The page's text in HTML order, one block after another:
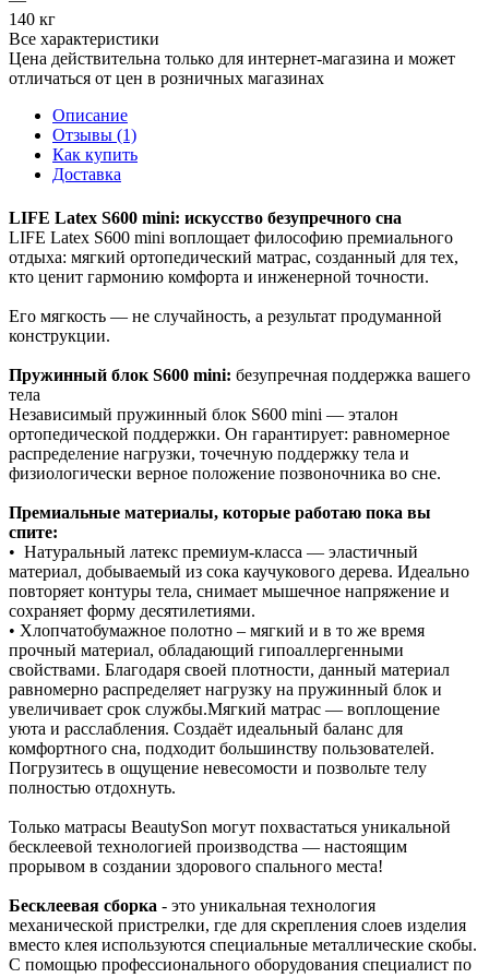
140 кг
Все характеристики
Цена действительна только для интернет-магазина и может
отличаться от цен в розничных магазинах
Описание
Отзывы (1)
Как купить
Доставка
LIFE Latex S600 mini: искусство безупречного сна
LIFE Latex S600 mini воплощает философию премиального
отдыха: мягкий ортопедический матрас, созданный для тех,
кто ценит гармонию комфорта и инженерной точности.
Его мягкость — не случайность, а результат продуманной
конструкции.
Пружинный блок S600 mini: безупречная поддержка вашего
тела
Независимый пружинный блок S600 mini — эталон
ортопедической поддержки. Он гарантирует: равномерное
распределение нагрузки, точечную поддержку тела и
физиологически верное положение позвоночника во сне.
Премиальные материалы, которые работаю пока вы
спите:
• Натуральный латекс премиум‑класса — эластичный
материал, добываемый из сока каучукового дерева. Идеально
повторяет контуры тела, снимает мышечное напряжение и
сохраняет форму десятилетиями.
• Хлопчатобумажное полотно – мягкий и в то же время
прочный материал, обладающий гипоаллергенными
свойствами. Благодаря своей плотности, данный материал
равномерно распределяет нагрузку на пружинный блок и
увеличивает срок службы.Мягкий матрас — воплощение
уюта и расслабления. Создаёт идеальный баланс для
комфортного сна, подходит большинству пользователей.
Погрузитесь в ощущение невесомости и позвольте телу
полностью отдохнуть.
Только матрасы BeautySon могут похвастаться уникальной
бесклеевой технологией производства — настоящим
прорывом в создании здорового спального места!
Бесклеевая сборка - это уникальная технология
механической пристрелки, где для скрепления слоев изделия
вместо клея используются специальные металлические скобы.
С помощью профессионального оборудования специалист по